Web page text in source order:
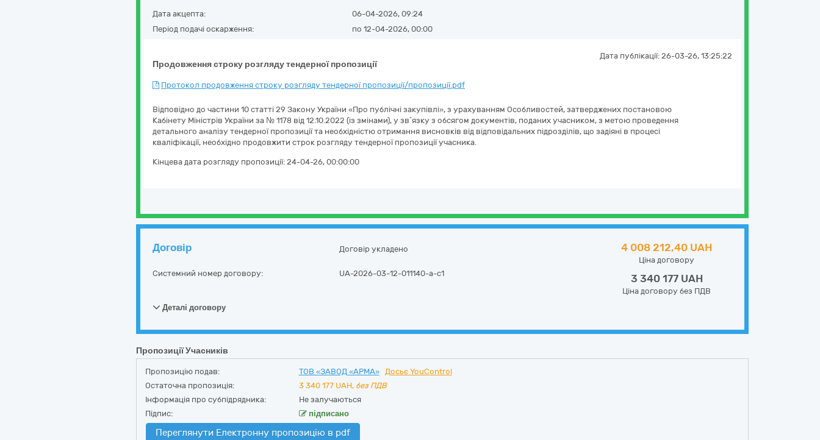
Дата акцепта:
06-04-2026, 09:24
Період подачі оскарження:
по 12-04-2026, 00:00
Продовження строку розгляду тендерної пропозиції
Дата публікації: 26-03-26, 13:25:22
Протокол продовження строку розгляду тендерної пропозиції/пропозиції.pdf
Відповідно до частини 10 статті 29 Закону України «Про публічні закупівлі», з урахуванням Особливостей, затверджених постановою
Кабінету Міністрів України за № 1178 від 12.10.2022 (із змінами), у зв`язку з обсягом документів, поданих учасником, з метою проведення
детального аналізу тендерної пропозиції та необхідністю отримання висновків від відповідальних підрозділів, що задіяні в процесі
кваліфікації, необхідно продовжити строк розгляду тендерної пропозиції учасника.
Кінцева дата розгляду пропозиції: 24-04-26, 00:00:00
Договір Договір укладено
Системний номер договору: UA-2026-03-12-011140-a-c1
4 008 212,40 UAH
Ціна договору
3 340 177 UAH
Ціна договору без ПДВ
Деталі договору
Пропозиції Учасників
Пропозицію подав: ТОВ «ЗАВОД «АРМА»
Досьє YouControl
Остаточна пропозиція:
3 340 177 UAH, без ПДВ
Інформація про субпідрядника:
Не залучаються
Підпис:
підписано
Переглянути Електронну пропозицію в pdf